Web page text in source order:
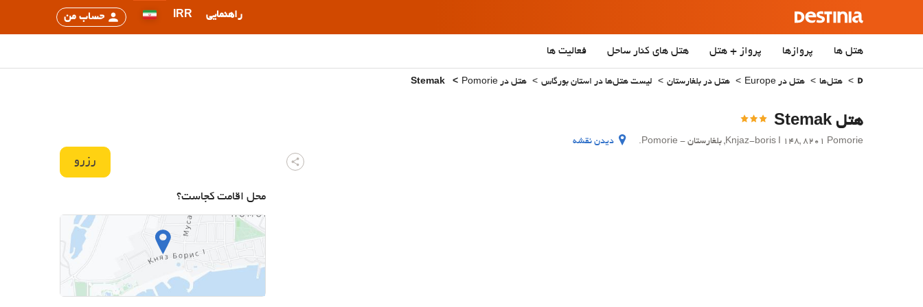
راهنمایی IRR حساب من
هتل ها پروازها پرواز + هتل هتل‌ های کنار ساحل فعالیت ها
هتل‌ها هتل در Europe هتل در بلغارستان لیست هتل‌ها در استان بورگاس هتل در Pomorie
هتل Stemak
Knjaz-boris I 148, 8201 Pomorie, بلغارستان - Pomorie. دیدن نقشه
رزرو
محل اقامت کجاست؟